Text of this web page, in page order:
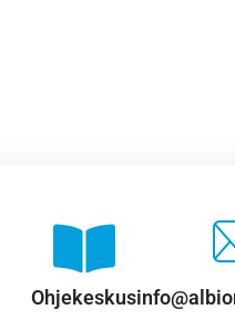
Ohjekeskus